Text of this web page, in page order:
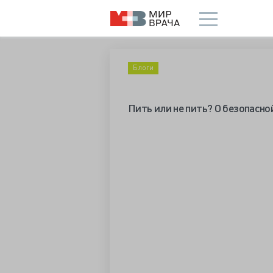
Блоги
Пить или не пить? О